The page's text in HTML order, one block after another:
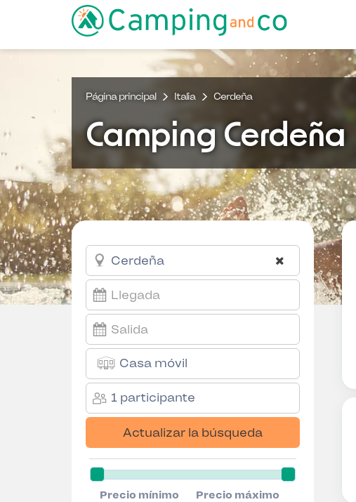
Página principal Italia Cerdeña
Camping Cerdeña
Casa móvil
1 participante
Actualizar la búsqueda
Precio mínimo Precio máximo